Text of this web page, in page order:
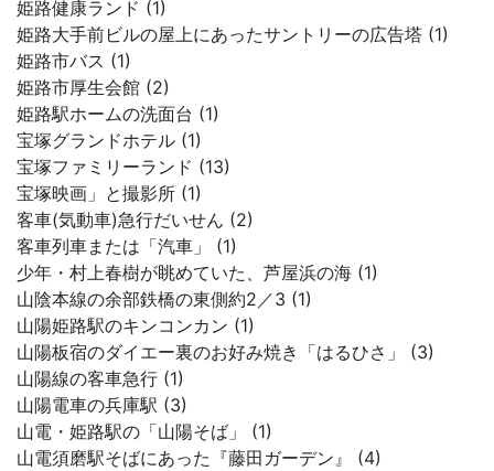
姫路健康ランド (1)
姫路大手前ビルの屋上にあったサントリーの広告塔 (1)
姫路市バス (1)
姫路市厚生会館 (2)
姫路駅ホームの洗面台 (1)
宝塚グランドホテル (1)
宝塚ファミリーランド (13)
宝塚映画」と撮影所 (1)
客車(気動車)急行だいせん (2)
客車列車または「汽車」 (1)
少年・村上春樹が眺めていた、芦屋浜の海 (1)
山陰本線の余部鉄橋の東側約2／3 (1)
山陽姫路駅のキンコンカン (1)
山陽板宿のダイエー裏のお好み焼き「はるひさ」 (3)
山陽線の客車急行 (1)
山陽電車の兵庫駅 (3)
山電・姫路駅の「山陽そば」 (1)
山電須磨駅そばにあった『藤田ガーデン』 (4)